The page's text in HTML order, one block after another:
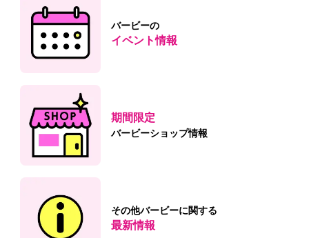
バービーの
イベント情報
期間限定
バービーショップ情報
その他バービーに関する
最新情報